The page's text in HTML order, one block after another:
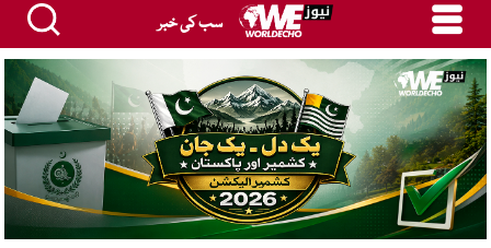
سب کی خبر